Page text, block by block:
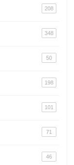
208
348
50
198
101
71
46